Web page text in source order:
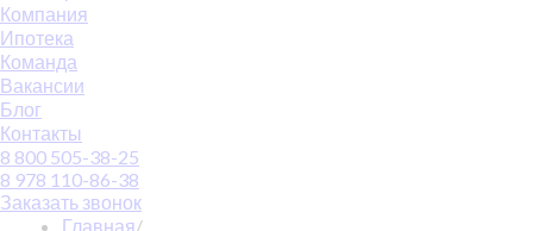
Компания
Ипотека
Команда
Вакансии
Блог
Контакты
8 800 505-38-25
8 978 110-86-38
Заказать звонок
Главная/